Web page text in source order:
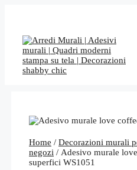
Home / Decorazioni murali
negozi / Adesivo murale
superfici WS1051